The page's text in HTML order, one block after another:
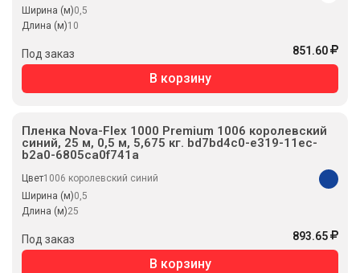
Ширина (м)0,5
Длина (м)10
Под заказ 851.60
В корзину
Пленка Nova-Flex 1000 Premium 1006 королевский
синий, 25 м, 0,5 м, 5,675 кг. bd7bd4c0-e319-11ec-
b2a0-6805ca0f741a
Цвет1006 королевский синий
Ширина (м)0,5
Длина (м)25
Под заказ 893.65
В корзину